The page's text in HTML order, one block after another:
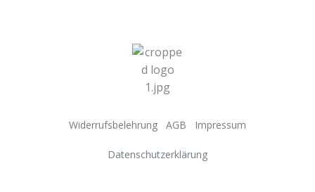
Widerrufsbelehrung AGB Impressum
Datenschutzerklärung